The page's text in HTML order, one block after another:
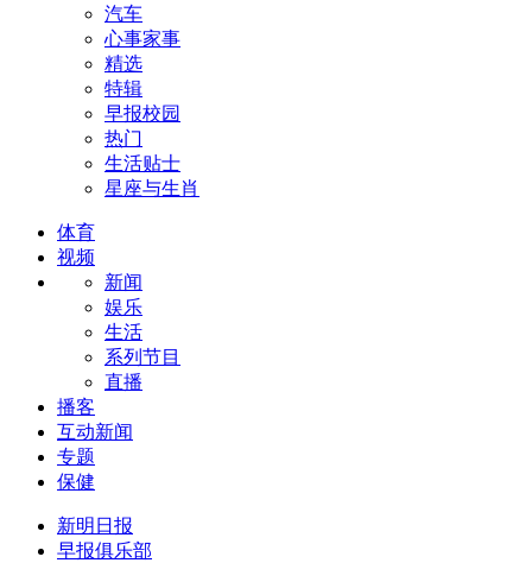
汽车
心事家事
精选
特辑
早报校园
热门
生活贴士
星座与生肖
体育
视频
新闻
娱乐
生活
系列节目
直播
播客
互动新闻
专题
保健
新明日报
早报俱乐部